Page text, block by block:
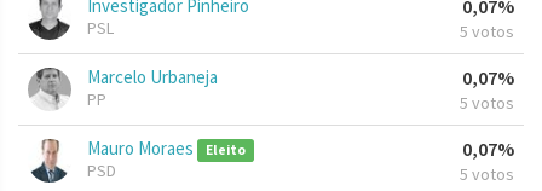
Investigador Pinheiro
PSL
0,07%
5 votos
Marcelo Urbaneja
PP
0,07%
5 votos
Mauro Moraes Eleito
PSD
0,07%
5 votos